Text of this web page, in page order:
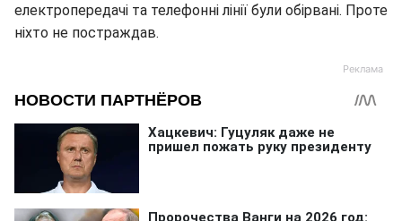
електропередачі та телефонні лінії були обірвані. Проте
ніхто не постраждав.